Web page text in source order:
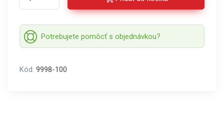
Potrebujete pomôcť s objednávkou?
Kód: 9998-100